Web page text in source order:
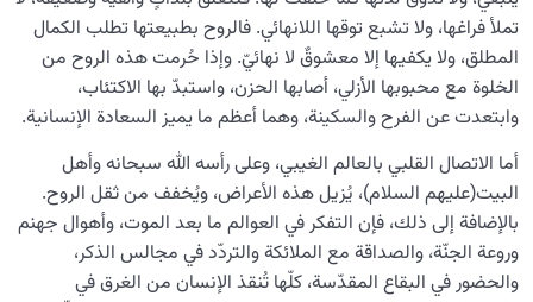
تملأ فراغها، ولا تشبع توقها اللانهائي. فالروح بطبيعتها تطلب الكمال
المطلق، ولا يكفيها إلا معشوقٌ لا نهائيّ. وإذا حُرمت هذه الروح من
الخلوة مع محبوبها الأزلي، أصابها الحزن، واستبدّ بها الاكتئاب،
وابتعدت عن الفرح والسكينة، وهما أعظم ما يميز السعادة الإنسانية.
أما الاتصال القلبي بالعالم الغيبي، وعلى رأسه الله سبحانه وأهل
البيت(عليهم السلام)، يُزيل هذه الأعراض، ويُخفف من ثقل الروح.
بالإضافة إلى ذلك، فإن التفكر في العوالم ما بعد الموت، وأهوال جهنم
وروعة الجنّة، والصداقة مع الملائكة والتردّد في مجالس الذكر،
والحضور في البقاع المقدّسة، كلّها تُنقذ الإنسان من الغرق في